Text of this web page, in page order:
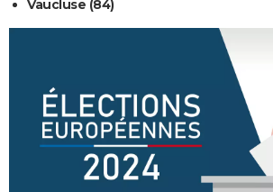
Vaucluse (84)